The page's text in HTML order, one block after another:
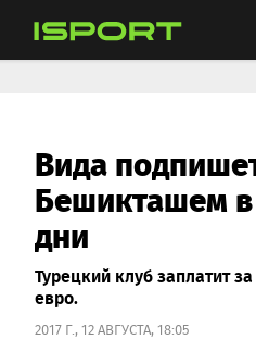
Вида
Бешикташем
дни
Турецкий клуб заплатит
евро.
2017 Г., 12 АВГУСТА, 18:05